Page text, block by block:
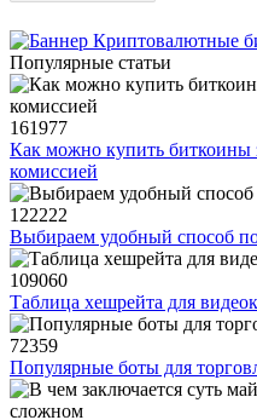
Популярные статьи
161977
Как можно купить биткоины
комиссией
122222
Выбираем удобный способ
109060
Таблица хешрейта для
72359
Популярные боты для